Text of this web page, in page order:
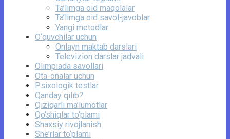
Ta’limga oid maqolalar
Ta’limga oid savol-javoblar
Yangi metodlar
O‘quvchilar uchun
Onlayn maktab darslari
Televizion darslar jadvali
Olimpiada savollari
Ota-onalar uchun
Psixologik testlar
Qanday qilib?
Qiziqarli ma’lumotlar
Qo‘shiqlar to‘plami
Shaxsiy rivojlanish
She’rlar to‘plami